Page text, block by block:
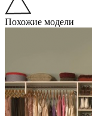
Похожие модели